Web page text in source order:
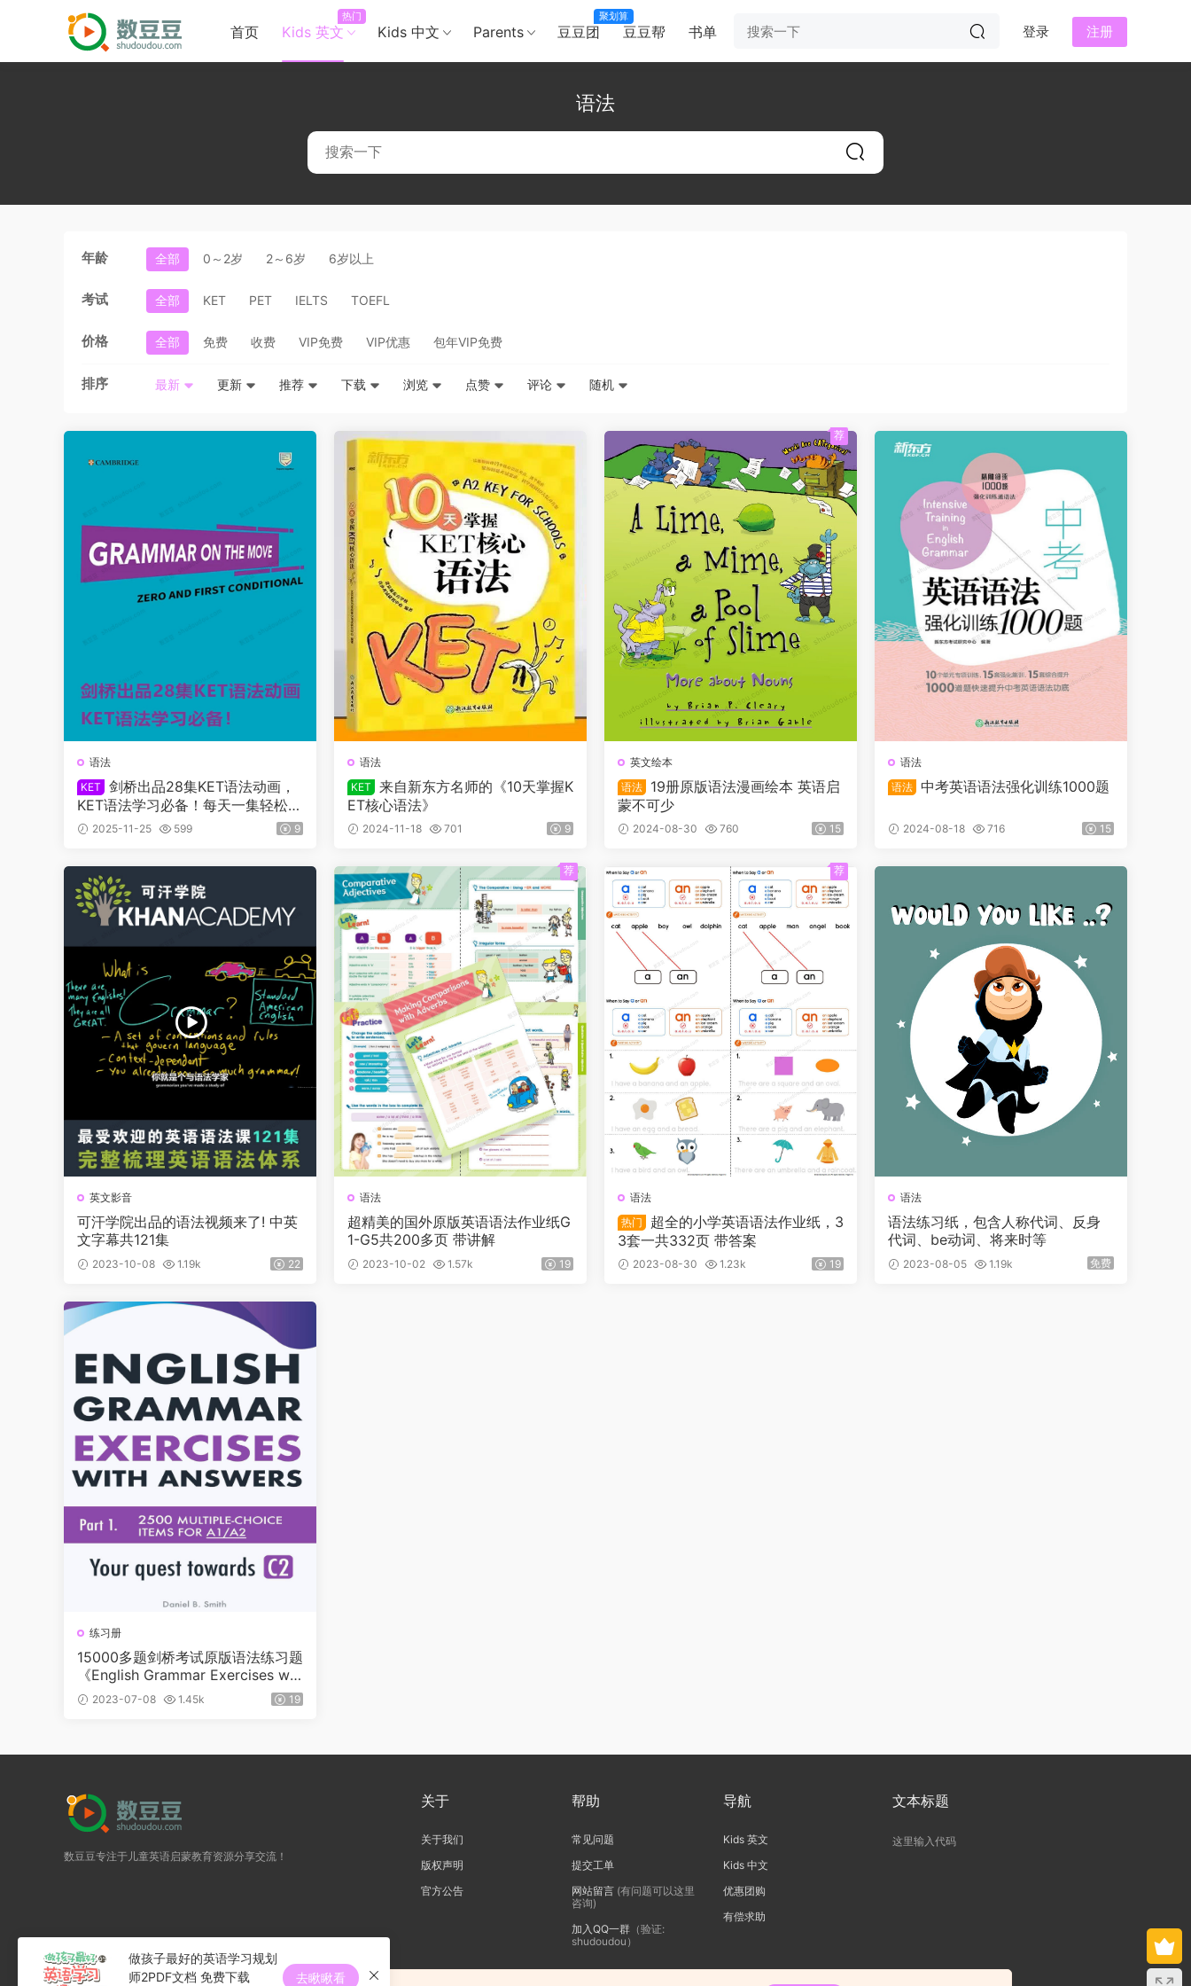
首页 Kids 英文
热门
Kids 中文 Parents 豆豆团
聚划算
豆豆帮 书单 登录 注册
语法
年龄 全部 0～2岁 2～6岁 6岁以上
考试 全部 KET PET IELTS TOEFL
价格 全部 免费 收费 VIP免费 VIP优惠 包年VIP免费
排序 最新 更新 推荐 下载 浏览 点赞 评论 随机
语法
KET
剑桥出品28集KET语法动画，
KET语法学习必备！每天一集轻松拿
下KET语法!
2025-11-25 599 9
语法
KET
来自新东方名师的《10天掌握K
ET核心语法》
2024-11-18 701 9
英文绘本
语法
19册原版语法漫画绘本 英语启
蒙不可少
2024-08-30 760 15
荐
语法
语法
中考英语语法强化训练1000题
2024-08-18 716 15
英文影音
可汗学院出品的语法视频来了! 中英
文字幕共121集
2023-10-08 1.19k 22
语法
超精美的国外原版英语语法作业纸G
1-G5共200多页 带讲解
2023-10-02 1.57k 19
荐
语法
热门
超全的小学英语语法作业纸，3
3套一共332页 带答案
2023-08-30 1.23k 19
荐
语法
语法练习纸，包含人称代词、反身
代词、be动词、将来时等
2023-08-05 1.19k 免费
练习册
15000多题剑桥考试原版语法练习题
《English Grammar Exercises wit
h Answers》共5部分包含答案 每级
完美对标剑桥等级设计
2023-07-08 1.45k 19
数豆豆专注于儿童英语启蒙教育资源分享交流！
关于
关于我们
版权声明
官方公告
帮助
常见问题
提交工单
网站留言 (有问题可以这里
咨询)
加入QQ一群 （验证:
shudoudou）
导航
Kids 英文
Kids 中文
优惠团购
有偿求助
文本标题
这里输入代码
做孩子最好的英语学习规划
师2PDF文档 免费下载
去瞅瞅看